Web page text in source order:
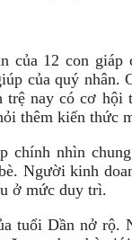
của 12 con giáp
của quý nhân.
trệ nay có cơ
thêm kiến thức
chính nhìn
Người kinh
ở mức duy trì.
tuổi Dần nở rộ.